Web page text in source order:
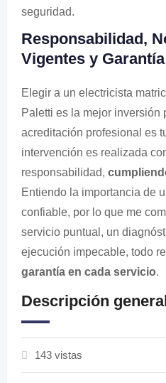
seguridad.
Responsabilidad,
Vigentes y
Elegir a un electricista
Paletti es la mejor inversión
acreditación profesional es
intervención es realizada
responsabilidad,
Entiendo la importancia de
confiable, por lo que me
servicio puntual, un
ejecución impecable, todo
garantía en cada servicio.
Descripción
143 vistas